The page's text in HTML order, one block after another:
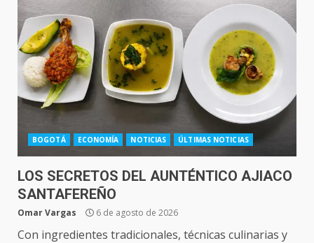
BOGOTÁ ECONOMÍA NOTICIAS ÚLTIMAS NOTICIAS
LOS SECRETOS DEL AUNTÉNTICO AJIACO
SANTAFEREÑO
Omar Vargas 6 de agosto de 2026
Con ingredientes tradicionales, técnicas culinarias y